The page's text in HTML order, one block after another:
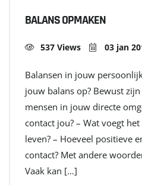
BALANS OPMAKEN
537 Views 03 jan
Balansen in jouw
jouw balans op? Bewust
mensen in jouw directe
contact jou? – Wat voegt
leven? – Hoeveel positieve
contact? Met andere
Vaak kan […]